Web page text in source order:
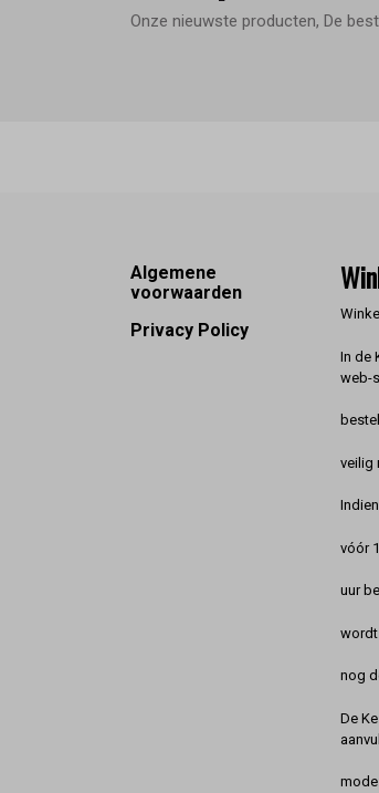
Onze nieuwste producten, De
Footer
Algemene
voorwaarden
Privacy Policy
In de
web-
veilig
Indien
vóór
uur
nog
De